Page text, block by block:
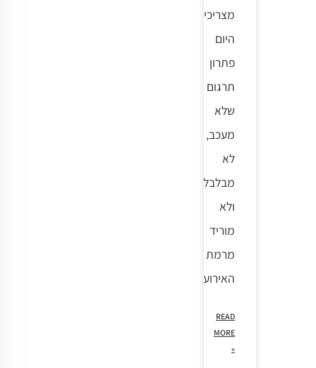
מצריכים
היום
פתרון
תרגום
שלא
מעכב,
לא
מבלבל
ולא
מוריד
מרמת
האירוע.
READ
MORE
»